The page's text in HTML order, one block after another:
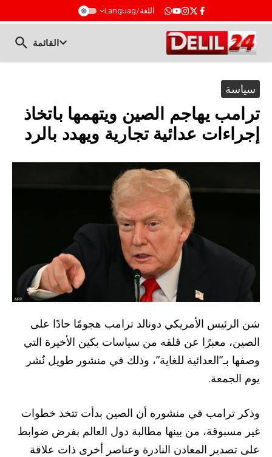
اللغة/Languag
القائمة
سياسة
ترامب يهاجم الصين ويتهمها باتخاذ
إجراءات عدائية تجارية ويهدد بالرد
شن الرئيس الأمريكي دونالد ترامب هجومًا حادًا على
الصين، معبرًا عن قلقه من سياسات بكين الأخيرة التي
وصفها بـ”العدائية للغاية”، وذلك في منشور طويل نُشر
يوم الجمعة.
وذكر ترامب في منشوره أن الصين بدأت تتخذ خطوات
غير مسبوقة، من بينها مطالبة دول العالم بفرض ضوابط
على تصدير المعادن النادرة وعناصر أخرى ذات علاقة